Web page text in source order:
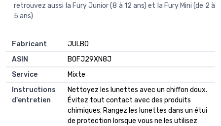
retrouvez aussi la Fury Junior (8 à 12 ans) et la Fury Mini (de 2 à
5 ans)
Fabricant
JULBO
ASIN
B0FJ29XN8J
Service
Mixte
Instructions
d'entretien
Nettoyez les lunettes avec un chiffon doux.
Évitez tout contact avec des produits
chimiques. Rangez les lunettes dans un étui
de protection lorsque vous ne les utilisez